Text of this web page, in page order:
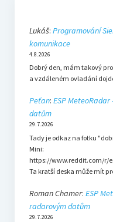
Lukáš: Programování
komunikace
4.8.2026
Dobrý den, mám takový
a vzdáleném ovladání
Peťan: ESP
datům
29.7.2026
Tady je odkaz na fotku
Mini:
https://www.reddit.com/r/
Ta kratší deska může mít
Roman Chamer: ESP
radarovým datům
29.7.2026